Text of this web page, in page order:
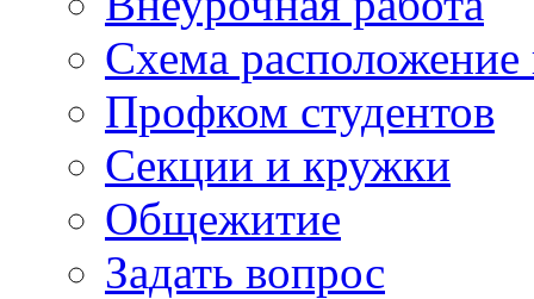
Схема расположение
Профком студентов
Секции и кружки
Общежитие
Задать вопрос